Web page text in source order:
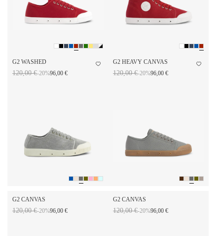
G2 WASHED
120,00 €-20%96,00 €
G2 HEAVY CANVAS
120,00 €-20%96,00 €
G2 CANVAS
120,00 €-20%96,00 €
G2 CANVAS
120,00 €-20%96,00 €